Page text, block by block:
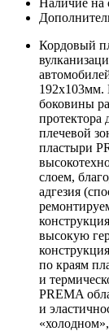
Кордовый
192х103мм.
боковины
плечевой
пластыри
слоем,
адгезия
высокую
по краям
и
PREMA
и